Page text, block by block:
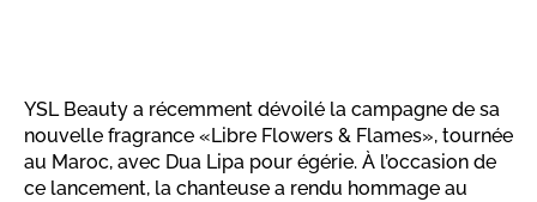
YSL Beauty a récemment dévoilé la campagne de sa
nouvelle fragrance «Libre Flowers & Flames», tournée
au Maroc, avec Dua Lipa pour égérie. À l’occasion de
ce lancement, la chanteuse a rendu hommage au